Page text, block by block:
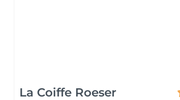
La Coiffe Roeser